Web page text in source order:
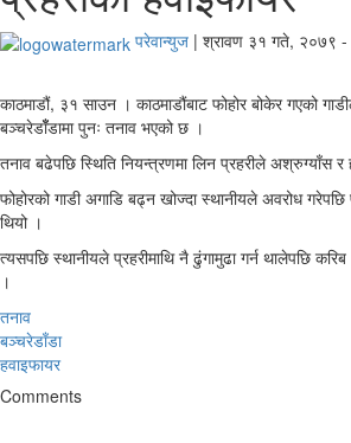
परेवान्युज | श्रावण ३१ गते, २०७९ -
काठमाडौं, ३१ साउन । काठमाडौंबाट फोहोर बोकेर गएको
बञ्चरेडाँँडामा पुनः तनाव भएको छ ।
तनाव बढेपछि स्थिति नियन्त्रणमा लिन प्रहरीले अश्रुग्याँस
फोहोरको गाडी अगाडि बढ्न खोज्दा स्थानीयले अवरोध
थियो ।
त्यसपछि स्थानीयले प्रहरीमाथि नै ढु‌ंगामुढा गर्न थालेपछि
।
तनाव
बञ्‍चरेडाँडा
हवाइफायर
Comments